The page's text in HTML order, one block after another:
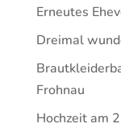
Erneutes
Dreimal
Frohnau
Hochzeit am